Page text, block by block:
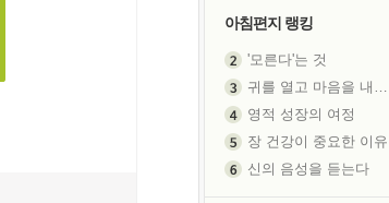
아침편지 랭킹
영적 성장의 여정
장 건강이 중요한 이유
신의 음성을 듣는다